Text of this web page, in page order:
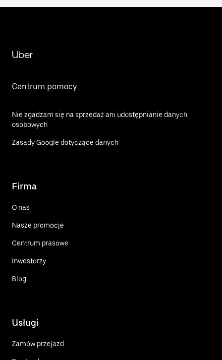
Uber
Centrum pomocy
Nie zgadzam się na sprzedaż ani udostępnianie danych
osobowych
Zasady Google dotyczące danych
Firma
O nas
Nasze promocje
Centrum prasowe
Inwestorzy
Blog
Usługi
Zamów przejazd